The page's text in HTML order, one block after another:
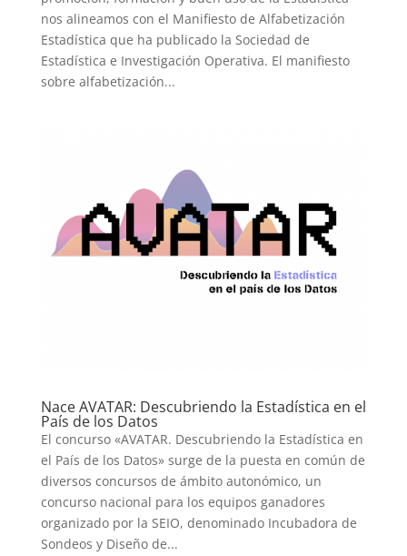
nos alineamos con el Manifiesto de Alfabetización
Estadística que ha publicado la Sociedad de
Estadística e Investigación Operativa. El manifiesto
sobre alfabetización...
Nace AVATAR: Descubriendo la Estadística en el
País de los Datos
El concurso «AVATAR. Descubriendo la Estadística en
el País de los Datos» surge de la puesta en común de
diversos concursos de ámbito autonómico, un
concurso nacional para los equipos ganadores
organizado por la SEIO, denominado Incubadora de
Sondeos y Diseño de...